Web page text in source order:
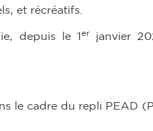
et récréatifs.
depuis le 1erjanvier
le cadre du repli PEAD